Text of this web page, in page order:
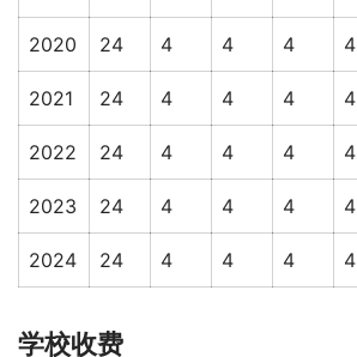
2020 24 4 4 4 4
2021 24 4 4 4 4
2022 24 4 4 4 4
2023 24 4 4 4 4
2024 24 4 4 4 4
学校收费